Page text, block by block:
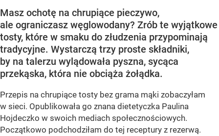
Masz ochotę na chrupiące pieczywo,
ale ograniczasz węglowodany? Zrób te wyjątkowe
tosty, które w smaku do złudzenia przypominają
tradycyjne. Wystarczą trzy proste składniki,
by na talerzu wylądowała pyszna, sycąca
przekąska, która nie obciąża żołądka.
Przepis na chrupiące tosty bez grama mąki zobaczyłam
w sieci. Opublikowała go znana dietetyczka Paulina
Hojdeczko w swoich mediach społecznościowych.
Początkowo podchodziłam do tej receptury z rezerwą.